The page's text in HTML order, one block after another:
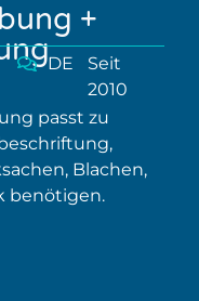
+
DE
Seit
2010
passt zu
Blachen,
benötigen.